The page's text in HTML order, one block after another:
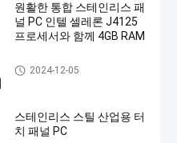
원활한 통합 스테인리스 패
널 PC 인텔 셀레론 J4125
프로세서와 함께 4GB RAM
스테인리스 패널 PC
2024-12-05
스테인리스 스틸 산업용 터
치 패널 PC